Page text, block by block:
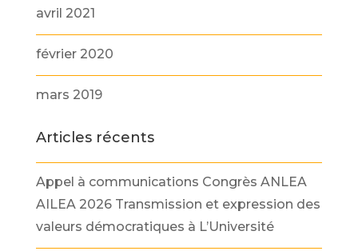
avril 2021
février 2020
mars 2019
Articles récents
Appel à communications Congrès ANLEA
AILEA 2026 Transmission et expression des
valeurs démocratiques à L’Université